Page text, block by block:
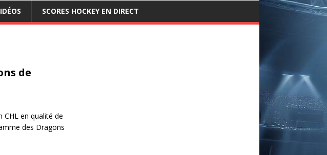
SCORES HOCKEY EN DIRECT
de
CHL en qualité de
des Dragons